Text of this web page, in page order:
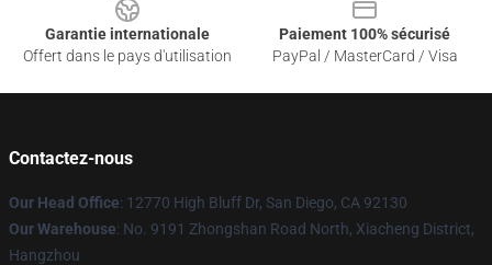
Garantie internationale
Offert dans le pays d'utilisation
Paiement 100% sécurisé
PayPal / MasterCard / Visa
Contactez-nous
Our Head Office: 12770 High Bluff Dr, San Diego, CA 92130
Our Warehouse: No. 9191 Zhongshan Road North, Xiacheng District,
Hangzhou